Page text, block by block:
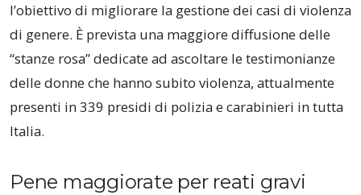
l’obiettivo di migliorare la gestione dei casi di violenza
di genere. È prevista una maggiore diffusione delle
“stanze rosa” dedicate ad ascoltare le testimonianze
delle donne che hanno subito violenza, attualmente
presenti in 339 presidi di polizia e carabinieri in tutta
Italia.
Pene maggiorate per reati gravi